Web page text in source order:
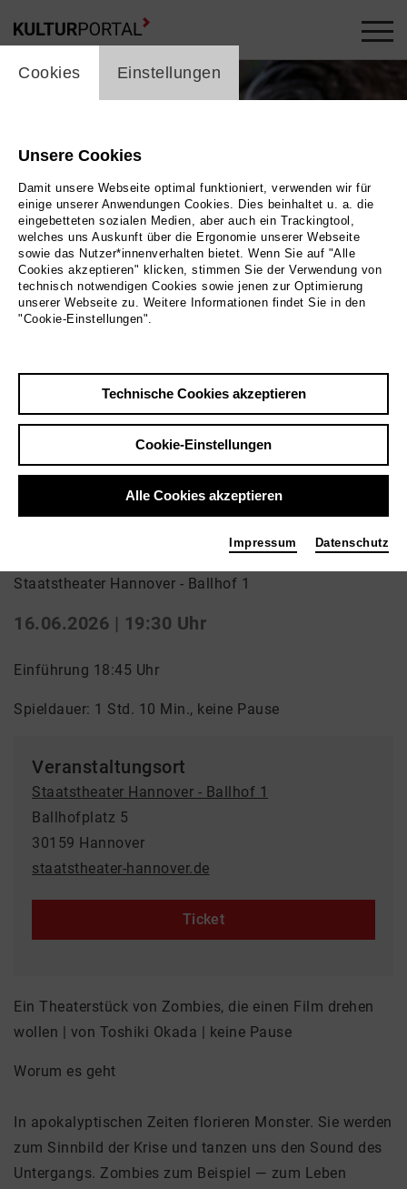
Zurück|Übersicht
Schauspiel | Uraufführung / Schauspiel
Staatstheater Hannover - Ballhof 1
16.06.2026 | 19:30 Uhr
Einführung 18:45 Uhr
Spieldauer: 1 Std. 10 Min., keine Pause
Veranstaltungsort
Staatstheater Hannover - Ballhof 1
Ballhofplatz 5
30159 Hannover
staatstheater-hannover.de
Ticket
Ein Theaterstück von Zombies, die einen Film drehen
wollen | von Toshiki Okada | keine Pause
Worum es geht
In apokalyptischen Zeiten florieren Monster. Sie werden
zum Sinnbild der Krise und tanzen uns den Sound des
Untergangs. Zombies zum Beispiel — zum Leben
cookie_layer
Cookies Einstellungen
Unsere Cookies
Damit unsere Webseite optimal funktioniert, verwenden wir für
einige unserer Anwendungen Cookies. Dies beinhaltet u. a. die
eingebetteten sozialen Medien, aber auch ein Trackingtool,
welches uns Auskunft über die Ergonomie unserer Webseite
sowie das Nutzer*innenverhalten bietet. Wenn Sie auf "Alle
Cookies akzeptieren" klicken, stimmen Sie der Verwendung von
technisch notwendigen Cookies sowie jenen zur Optimierung
unserer Webseite zu. Weitere Informationen findet Sie in den
"Cookie-Einstellungen".
Technische Cookies akzeptieren
Cookie-Einstellungen
Alle Cookies akzeptieren
Impressum Datenschutz